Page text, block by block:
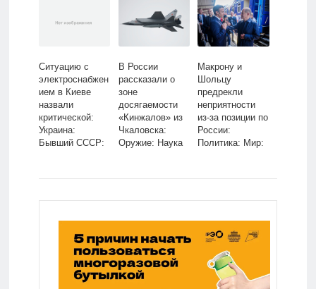
Забота о себе:
Lenta.ru
Ситуацию с
электроснабжен
ием в Киеве
назвали
критической:
Украина:
Бывший СССР:
В России
рассказали о
зоне
досягаемости
«Кинжалов» из
Чкаловска:
Оружие: Наука
Макрону и
Шольцу
предрекли
неприятности
из-за позиции по
России:
Политика: Мир: